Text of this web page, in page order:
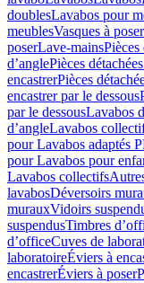
doublesLavabos pour
meublesVasques à poser
poserLave-mainsPièces
d’anglePièces
encastrerPièces
encastrer par le dessous
par le dessousLavabos
d’angleLavabos
pour Lavabos adaptés
pour Lavabos pour
Lavabos collectifs
lavabosDéversoirs
murauxVidoirs
suspendusTimbres
dʼofficeCuves de
laboratoireÉviers à
encastrerÉviers à poser